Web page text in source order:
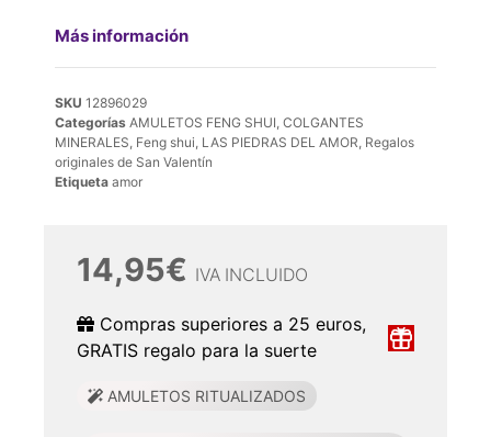
Más información
SKU 12896029
Categorías AMULETOS FENG SHUI, COLGANTES
MINERALES, Feng shui, LAS PIEDRAS DEL AMOR, Regalos
originales de San Valentín
Etiqueta amor
14,95€ IVA INCLUIDO
Compras superiores a 25 euros,
GRATIS regalo para la suerte
AMULETOS RITUALIZADOS